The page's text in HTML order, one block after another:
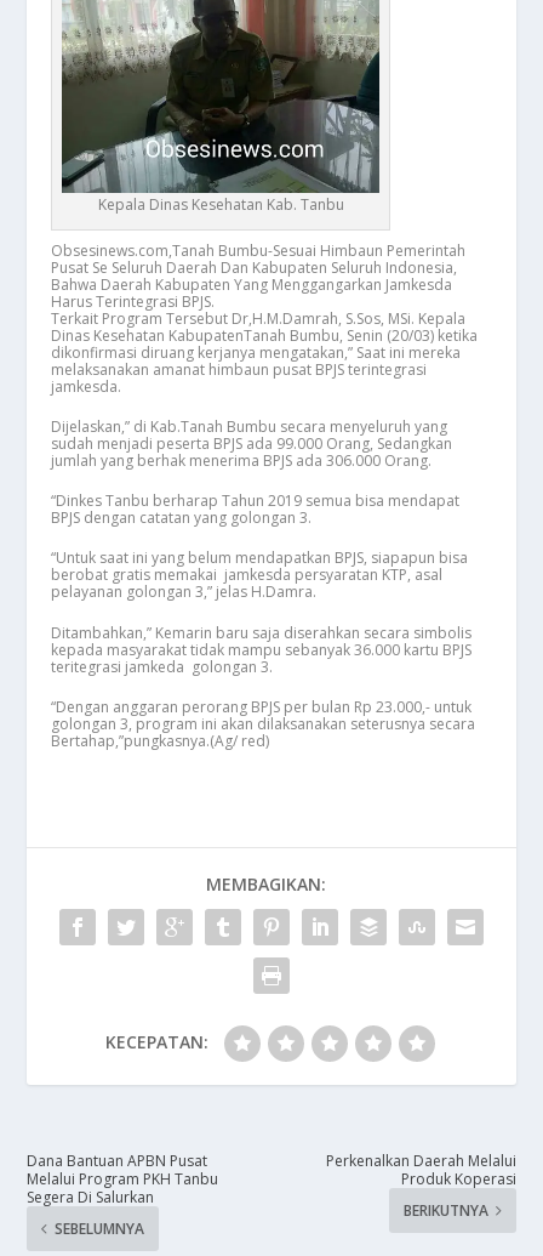
Kepala Dinas Kesehatan Kab. Tanbu
Obsesinews.com,Tanah Bumbu-Sesuai Himbaun Pemerintah
Pusat Se Seluruh Daerah Dan Kabupaten Seluruh Indonesia,
Bahwa Daerah Kabupaten Yang Menggangarkan Jamkesda
Harus Terintegrasi BPJS.
Terkait Program Tersebut Dr,H.M.Damrah, S.Sos, MSi. Kepala
Dinas Kesehatan KabupatenTanah Bumbu, Senin (20/03) ketika
dikonfirmasi diruang kerjanya mengatakan,” Saat ini mereka
melaksanakan amanat himbaun pusat BPJS terintegrasi
jamkesda.
Dijelaskan,” di Kab.Tanah Bumbu secara menyeluruh yang
sudah menjadi peserta BPJS ada 99.000 Orang, Sedangkan
jumlah yang berhak menerima BPJS ada 306.000 Orang.
“Dinkes Tanbu berharap Tahun 2019 semua bisa mendapat
BPJS dengan catatan yang golongan 3.
“Untuk saat ini yang belum mendapatkan BPJS, siapapun bisa
berobat gratis memakai jamkesda persyaratan KTP, asal
pelayanan golongan 3,” jelas H.Damra.
Ditambahkan,” Kemarin baru saja diserahkan secara simbolis
kepada masyarakat tidak mampu sebanyak 36.000 kartu BPJS
teritegrasi jamkeda golongan 3.
“Dengan anggaran perorang BPJS per bulan Rp 23.000,- untuk
golongan 3, program ini akan dilaksanakan seterusnya secara
Bertahap,”pungkasnya.(Ag/ red)
MEMBAGIKAN:
KECEPATAN:
Dana Bantuan APBN Pusat
Melalui Program PKH Tanbu
Segera Di Salurkan
SEBELUMNYA
Perkenalkan Daerah Melalui
Produk Koperasi
BERIKUTNYA